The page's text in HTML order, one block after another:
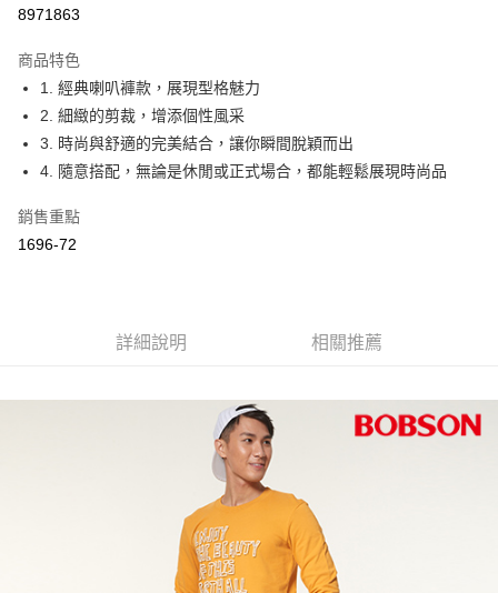
運送方式
付款後全家取貨
每筆NT$60，滿NT$1,000(含以上)免運費
8971863
商品特色
1. 經典喇叭褲款，展現型格魅力
2. 細緻的剪裁，增添個性風采
3. 時尚與舒適的完美結合，讓你瞬間脫穎而出
4. 隨意搭配，無論是休閒或正式場合，都能輕鬆展現時尚品
銷售重點
1696-72
詳細說明 相關推薦